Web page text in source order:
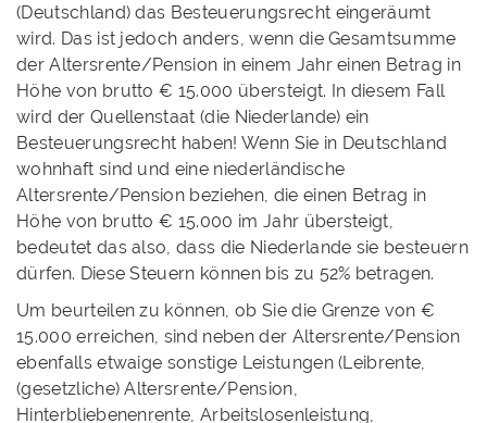
(Deutschland) das Besteuerungsrecht eingeräumt
wird. Das ist jedoch anders, wenn die Gesamtsumme
der Altersrente/Pension in einem Jahr einen Betrag in
Höhe von brutto € 15.000 übersteigt. In diesem Fall
wird der Quellenstaat (die Niederlande) ein
Besteuerungsrecht haben! Wenn Sie in Deutschland
wohnhaft sind und eine niederländische
Altersrente/Pension beziehen, die einen Betrag in
Höhe von brutto € 15.000 im Jahr übersteigt,
bedeutet das also, dass die Niederlande sie besteuern
dürfen. Diese Steuern können bis zu 52% betragen.
Um beurteilen zu können, ob Sie die Grenze von €
15.000 erreichen, sind neben der Altersrente/Pension
ebenfalls etwaige sonstige Leistungen (Leibrente,
(gesetzliche) Altersrente/Pension,
Hinterbliebenenrente, Arbeitslosenleistung,